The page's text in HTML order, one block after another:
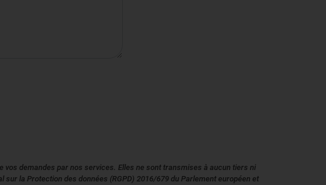
demandes par nos services. Elles ne sont transmises à aucun tiers ni
la Protection des données (RGPD) 2016/679 du Parlement européen et